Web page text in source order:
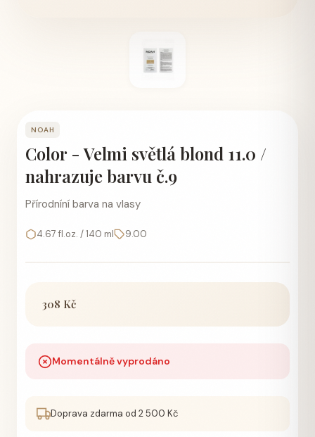
NOAH
Color - Velmi světlá blond 11.0 /
nahrazuje barvu č.9
Přírodníní barva na vlasy
4.67 fl.oz. / 140 ml 9.00
308 Kč
Momentálně vyprodáno
Doprava zdarma od 2 500 Kč